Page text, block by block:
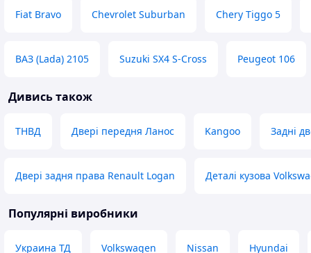
Fiat Bravo Chevrolet Suburban Chery Tiggo 5
ВАЗ (Lada) 2105 Suzuki SX4 S-Cross Peugeot 106
Дивись також
ТНВД Двері передня Ланос Kangoo Задні
Двері задня права Renault Logan Деталі кузова
Популярні виробники
Украина ТД Volkswagen Nissan Hyundai